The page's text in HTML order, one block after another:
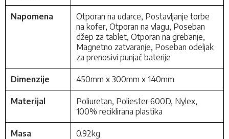
Napomena
Otporan na udarce, Postavljanje torbe
na kofer, Otporan na vlagu, Poseban
džep za tablet, Otporan na grebanje,
Magnetno zatvaranje, Poseban odeljak
za prenosivi punjač baterije
Dimenzije 450mm x 300mm x 140mm
Materijal
Poliuretan, Poliester 600D, Nylex,
100% reciklirana plastika
Masa 0.92kg